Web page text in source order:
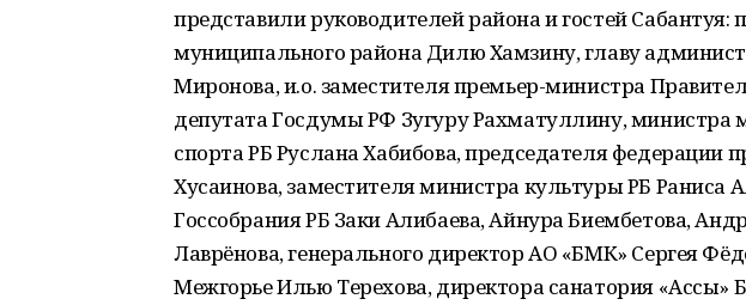
представили руководителей района и гостей Сабантуя:
муниципального района Дилю Хамзину, главу
Миронова, и.о. заместителя премьер-министра
депутата Госдумы РФ Зугуру Рахматуллину,
спорта РБ Руслана Хабибова, председателя федерации
Хусаинова, заместителя министра культуры РБ Раниса
Госсобрания РБ Заки Алибаева, Айнура Биембетова,
Лаврёнова, генерального директор АО «БМК» Сергея
Межгорье Илью Терехова, директора санатория «Ассы»